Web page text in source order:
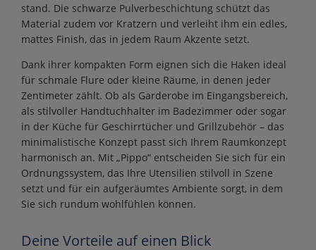
stand. Die schwarze Pulverbeschichtung schützt das
Material zudem vor Kratzern und verleiht ihm ein edles,
mattes Finish, das in jedem Raum Akzente setzt.
Dank ihrer kompakten Form eignen sich die Haken ideal
für schmale Flure oder kleine Räume, in denen jeder
Zentimeter zählt. Ob als Garderobe im Eingangsbereich,
als stilvoller Handtuchhalter im Badezimmer oder sogar
in der Küche für Geschirrtücher und Grillzubehör – das
minimalistische Konzept passt sich Ihrem Raumkonzept
harmonisch an. Mit „Pippo“ entscheiden Sie sich für ein
Ordnungssystem, das Ihre Utensilien stilvoll in Szene
setzt und für ein aufgeräumtes Ambiente sorgt, in dem
Sie sich rundum wohlfühlen können.
Deine Vorteile auf einen Blick